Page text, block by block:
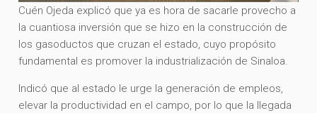
Cuén Ojeda explicó que ya es hora de sacarle provecho a
la cuantiosa inversión que se hizo en la construcción de
los gasoductos que cruzan el estado, cuyo propósito
fundamental es promover la industrialización de Sinaloa.
Indicó que al estado le urge la generación de empleos,
elevar la productividad en el campo, por lo que la llegada